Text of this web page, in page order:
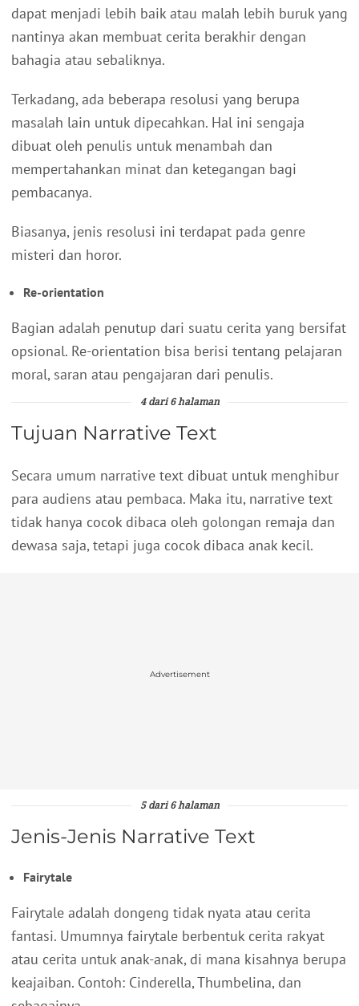
dapat menjadi lebih baik atau malah lebih buruk yang
nantinya akan membuat cerita berakhir dengan
bahagia atau sebaliknya.
Terkadang, ada beberapa resolusi yang berupa
masalah lain untuk dipecahkan. Hal ini sengaja
dibuat oleh penulis untuk menambah dan
mempertahankan minat dan ketegangan bagi
pembacanya.
Biasanya, jenis resolusi ini terdapat pada genre
misteri dan horor.
Re-orientation
Bagian adalah penutup dari suatu cerita yang bersifat
opsional. Re-orientation bisa berisi tentang pelajaran
moral, saran atau pengajaran dari penulis.
4 dari 6 halaman
Tujuan Narrative Text
Secara umum narrative text dibuat untuk menghibur
para audiens atau pembaca. Maka itu, narrative text
tidak hanya cocok dibaca oleh golongan remaja dan
dewasa saja, tetapi juga cocok dibaca anak kecil.
Advertisement
5 dari 6 halaman
Jenis-Jenis Narrative Text
Fairytale
Fairytale adalah dongeng tidak nyata atau cerita
fantasi. Umumnya fairytale berbentuk cerita rakyat
atau cerita untuk anak-anak, di mana kisahnya berupa
keajaiban. Contoh: Cinderella, Thumbelina, dan